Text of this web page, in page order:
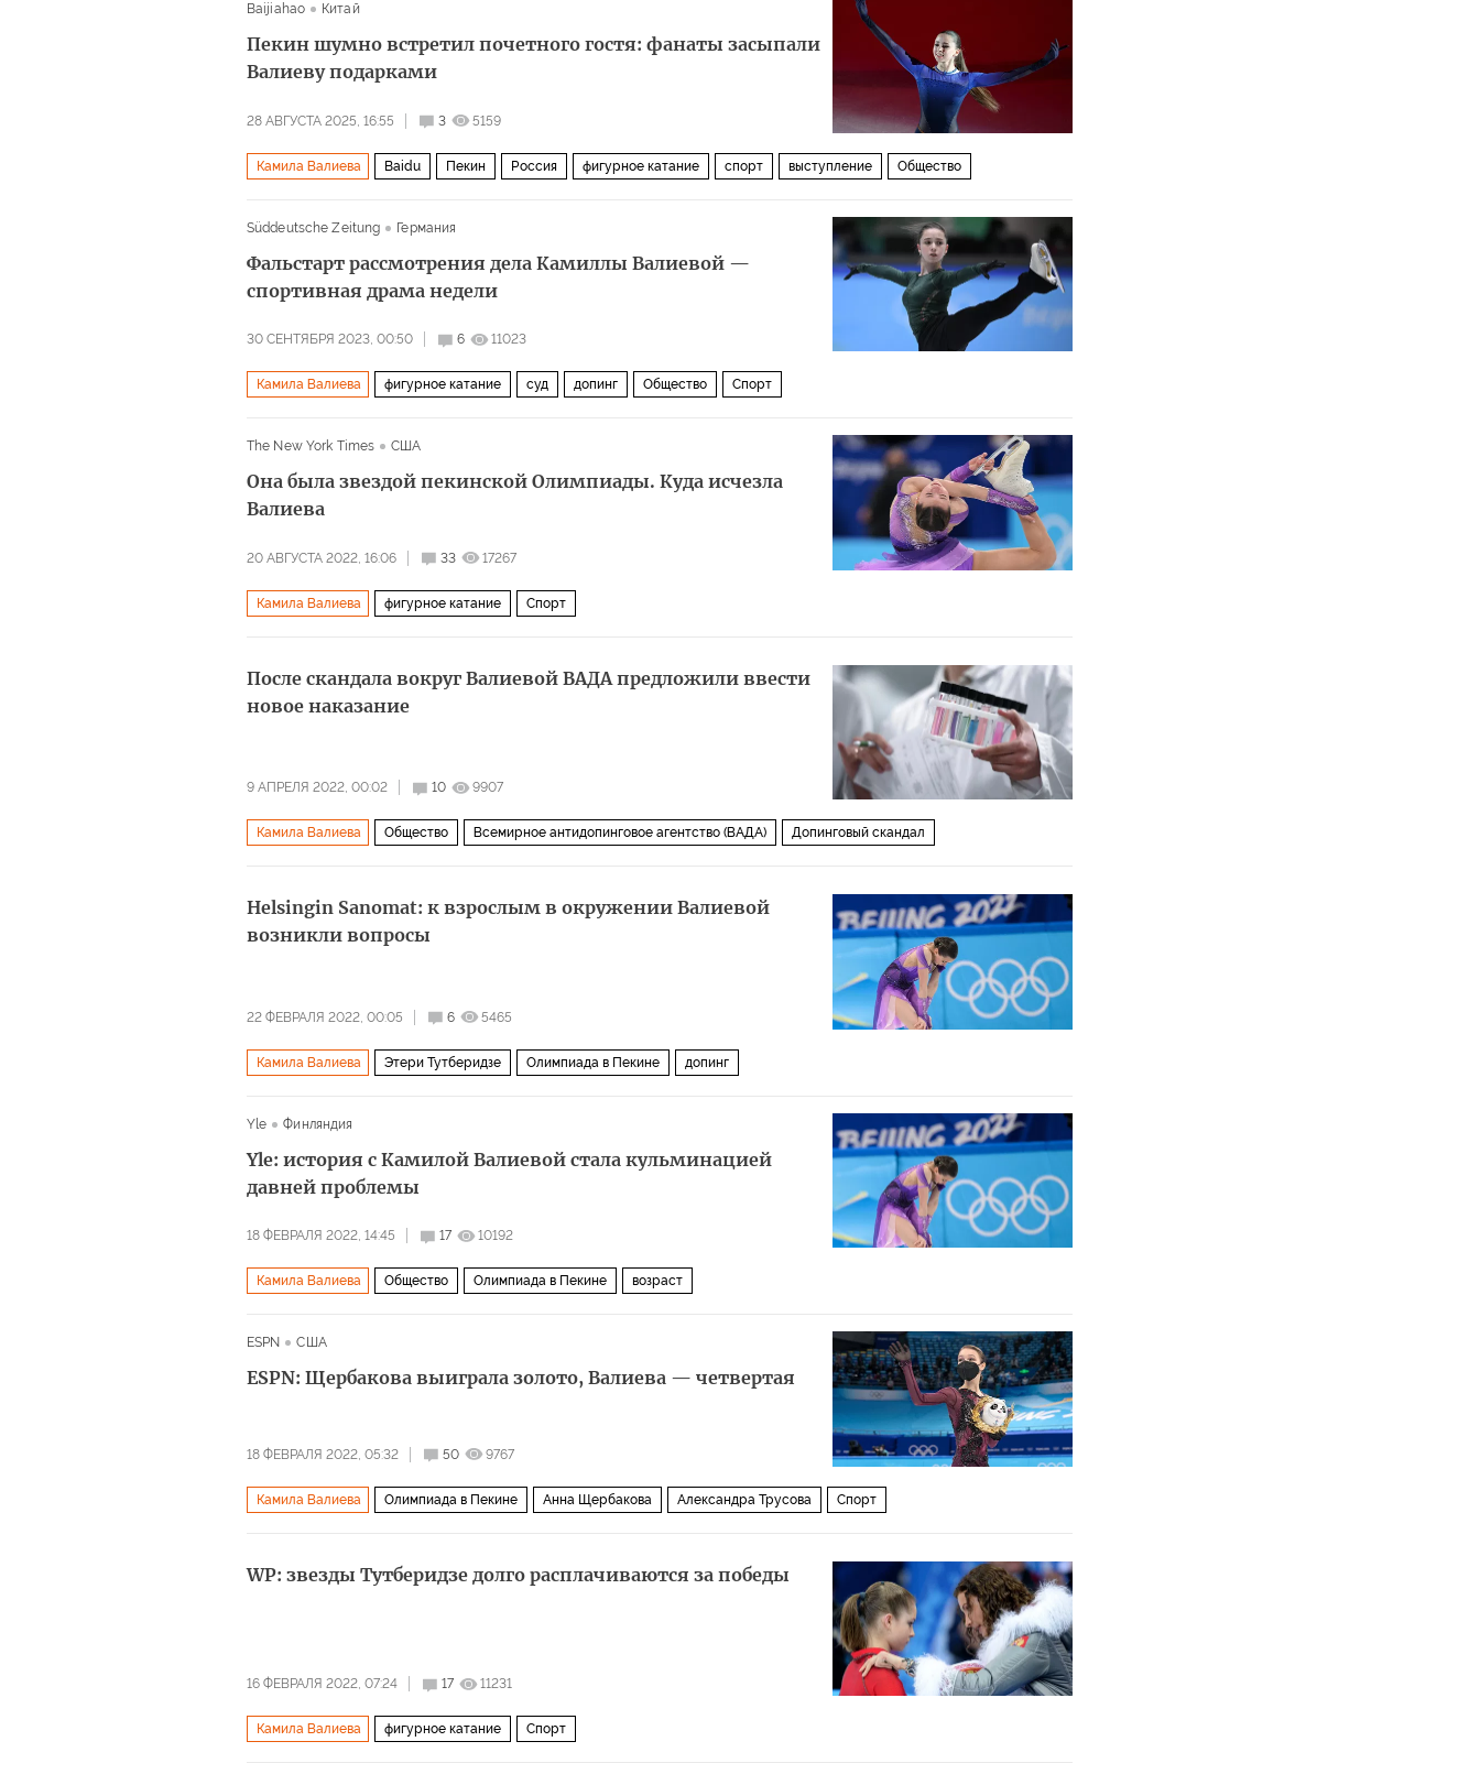
Baijiahao Китай
Пекин шумно встретил почетного гостя: фанаты засыпали
Валиеву подарками
28 АВГУСТА 2025, 16:55 3 5159
Камила Валиева Baidu Пекин Россия фигурное катание спорт выступление Общество
Süddeutsche Zeitung Германия
Фальстарт рассмотрения дела Камиллы Валиевой —
спортивная драма недели
30 СЕНТЯБРЯ 2023, 00:50 6 11023
Камила Валиева фигурное катание суд допинг Общество Спорт
The New York Times США
Она была звездой пекинской Олимпиады. Куда исчезла
Валиева
20 АВГУСТА 2022, 16:06 33 17267
Камила Валиева фигурное катание Спорт
После скандала вокруг Валиевой ВАДА предложили ввести
новое наказание
9 АПРЕЛЯ 2022, 00:02 10 9907
Камила Валиева Общество Всемирное антидопинговое агентство (ВАДА) Допинговый скандал
Helsingin Sanomat: к взрослым в окружении Валиевой
возникли вопросы
22 ФЕВРАЛЯ 2022, 00:05 6 5465
Камила Валиева Этери Тутберидзе Олимпиада в Пекине допинг
Yle Финляндия
Yle: история с Камилой Валиевой стала кульминацией
давней проблемы
18 ФЕВРАЛЯ 2022, 14:45 17 10192
Камила Валиева Общество Олимпиада в Пекине возраст
ESPN США
ESPN: Щербакова выиграла золото, Валиева — четвертая
18 ФЕВРАЛЯ 2022, 05:32 50 9767
Камила Валиева Олимпиада в Пекине Анна Щербакова Александра Трусова Спорт
WP: звезды Тутберидзе долго расплачиваются за победы
16 ФЕВРАЛЯ 2022, 07:24 17 11231
Камила Валиева фигурное катание Спорт